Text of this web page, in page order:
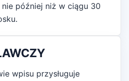
nie później niż w ciągu 30
wpisu przysługuje